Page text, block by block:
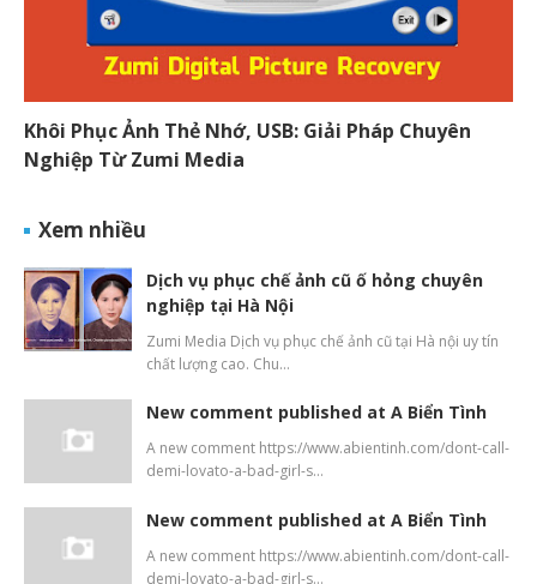
Khôi Phục Ảnh Thẻ Nhớ, USB: Giải Pháp Chuyên
Nghiệp Từ Zumi Media
Xem nhiều
Dịch vụ phục chế ảnh cũ ố hỏng chuyên
nghiệp tại Hà Nội
Zumi Media Dịch vụ phục chế ảnh cũ tại Hà nội uy tín
chất lượng cao. Chu…
New comment published at A Biển Tình
A new comment https://www.abientinh.com/dont-call-
demi-lovato-a-bad-girl-s…
New comment published at A Biển Tình
A new comment https://www.abientinh.com/dont-call-
demi-lovato-a-bad-girl-s…